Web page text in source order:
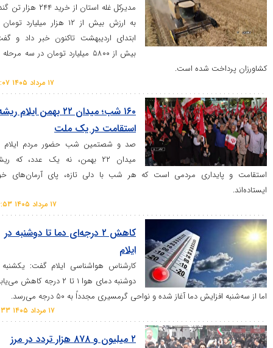
مدیرکل غله استان از خرید ۲۴۴ هزار تن گندم
به ارزش بیش از ۱۲ هزار میلیارد تومان از
ابتدای اردیبهشت تاکنون خبر داد و گفت:
بیش از ۵۸۰۰ میلیارد تومان در سه مرحله به
پرداخت شده است.
۱۶۰ شب؛ میدان ۲۲ بهمن ایلام ریشه
استقامت در یک ملت
صد و شصتمین شب حضور مردم ایلام در
میدان ۲۲ بهمن، نه یک عدد، که ریشه
و پایداری مردمی است که هر شب با دلی تازه، پای آرمان‌های خود
کاهش ۲ درجه‌ای دما تا دوشنبه در
ایلام
کارشناس هواشناسی ایلام گفت: یکشنبه و
دوشنبه دمای هوا ۱ تا ۲ درجه کاهش می‌یابد،
افزایش دما آغاز شده و نواحی گرمسیری مجدداً به ۵۰ درجه می‌رسد.
۲ میلیون و ۸۷۸ هزار تردد در مرز